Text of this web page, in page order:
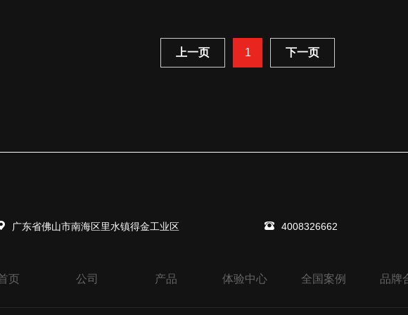
上一页 1 下一页
广东省佛山市南海区里水镇得金工业区 4008326662
页 公司 产品 体验中心 全国案例 品牌